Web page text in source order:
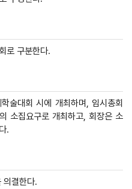
로 구분한다.
술대회 시에 개최하며, 임시총회
소집요구로 개최하고, 회장은 소
.
의결한다.